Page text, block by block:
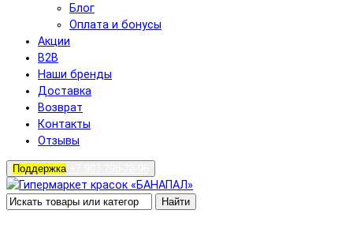
Блог
Оплата и бонусы
Акции
B2B
Наши бренды
Доставка
Возврат
Контакты
Отзывы
Поддержка
Найти